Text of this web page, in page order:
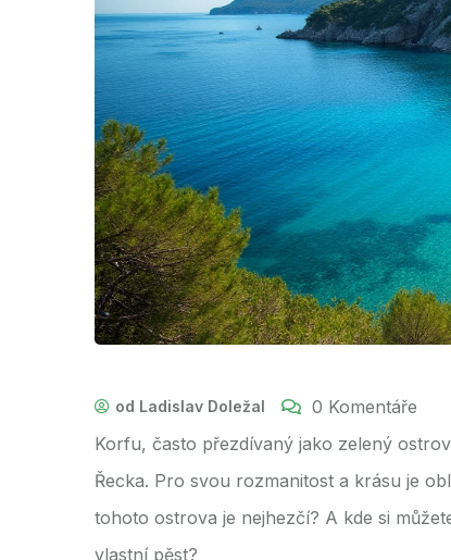
od Ladislav Doležal
0 Komentáře
Korfu, často přezdívaný jako zelený
Řecka. Pro svou rozmanitost a krásu je
tohoto ostrova je nejhezčí? A kde si
vlastní pěst?